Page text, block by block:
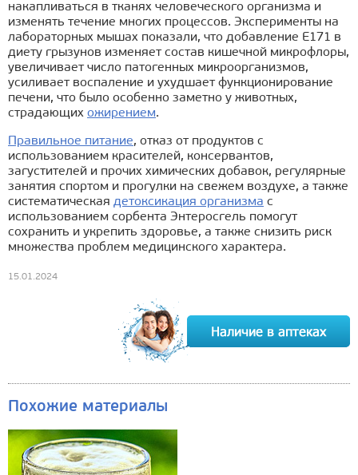
накапливаться в тканях человеческого организма и
изменять течение многих процессов. Эксперименты на
лабораторных мышах показали, что добавление E171 в
диету грызунов изменяет состав кишечной микрофлоры,
увеличивает число патогенных микроорганизмов,
усиливает воспаление и ухудшает функционирование
печени, что было особенно заметно у животных,
страдающих ожирением.
Правильное питание, отказ от продуктов с
использованием красителей, консервантов,
загустителей и прочих химических добавок, регулярные
занятия спортом и прогулки на свежем воздухе, а также
систематическая детоксикация организма с
использованием сорбента Энтеросгель помогут
сохранить и укрепить здоровье, а также снизить риск
множества проблем медицинского характера.
15.01.2024
Похожие материалы